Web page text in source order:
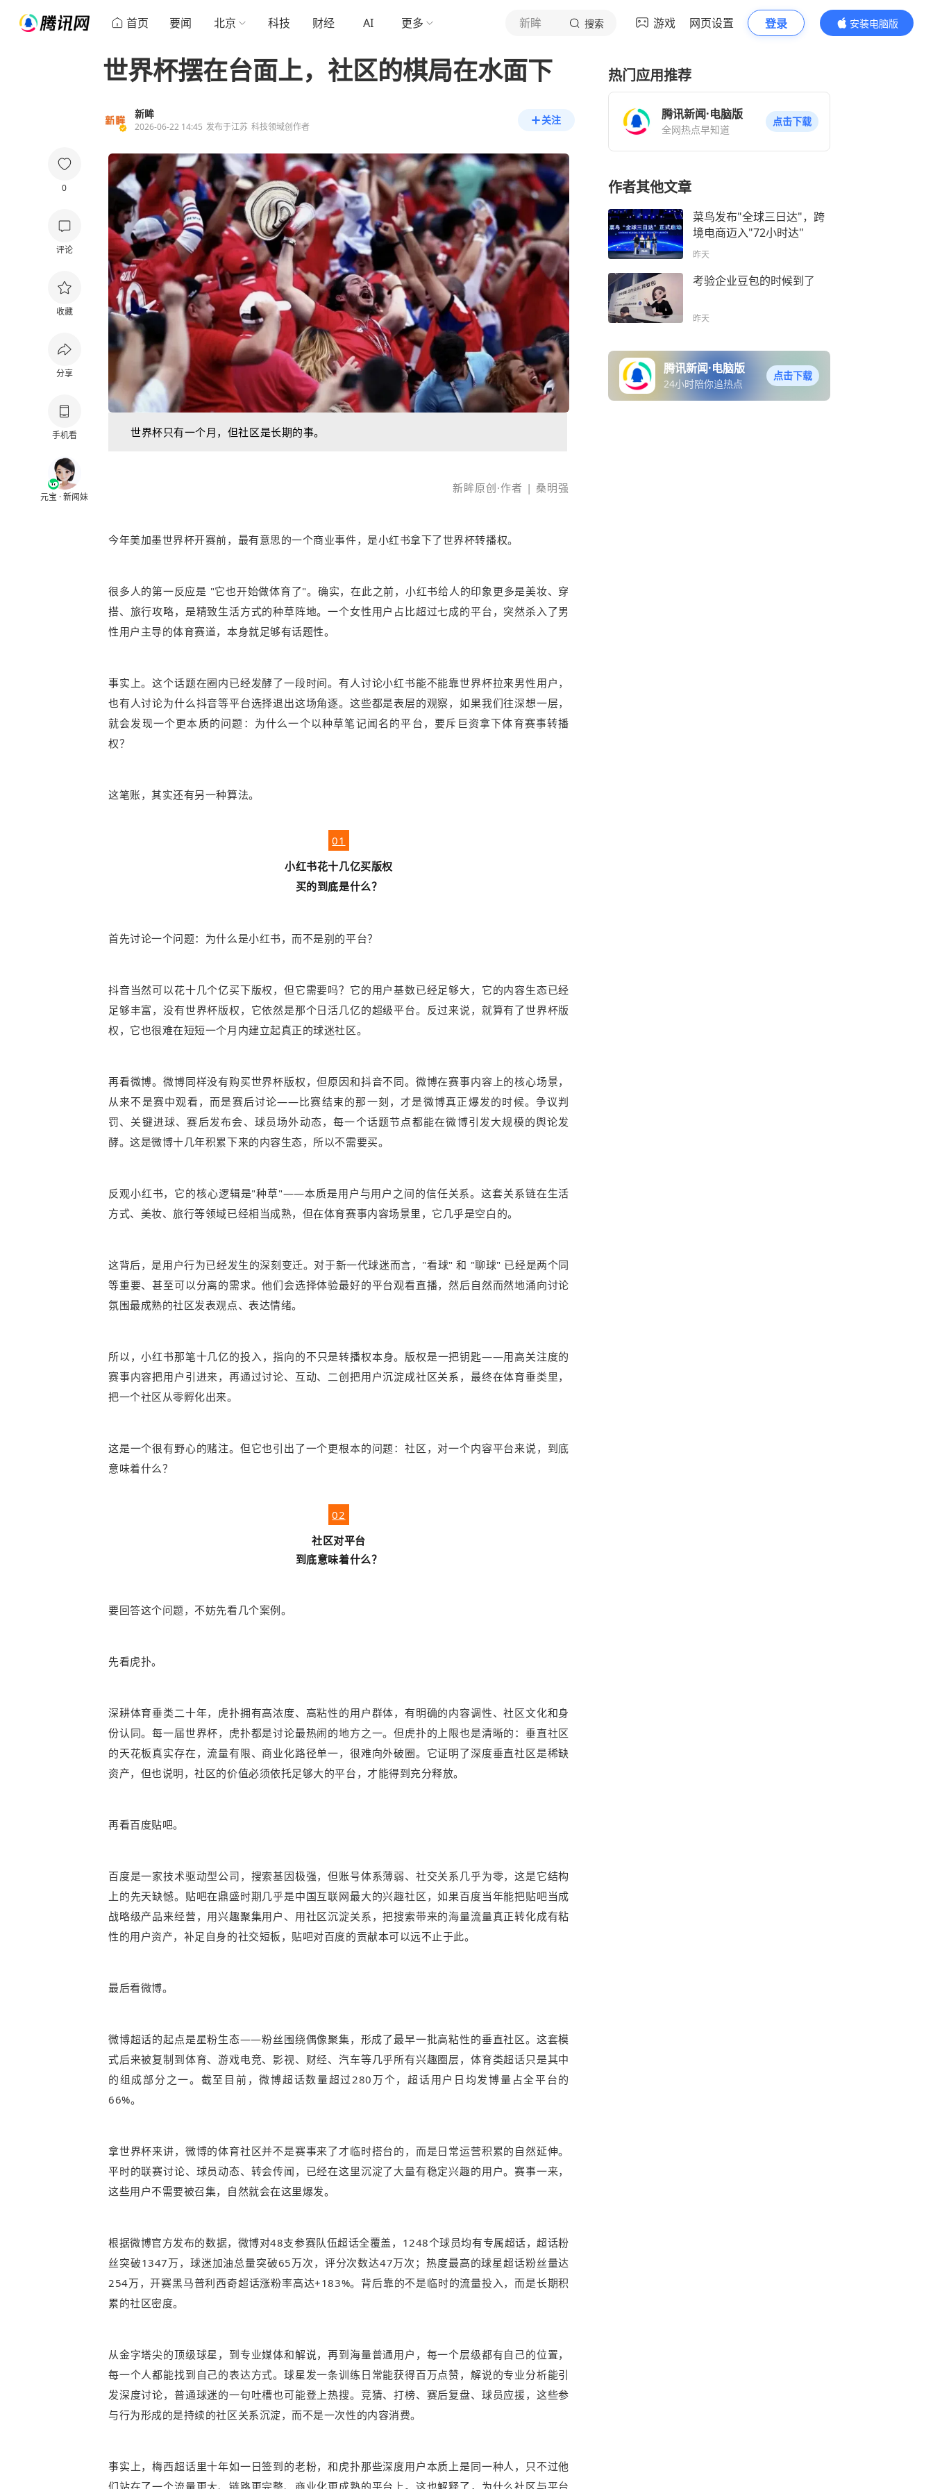
首页 要闻 北京 科技 财经 AI 更多 新眸 搜索 游戏 网页设置 登录
安装电脑版
内容更精彩
0
评论
收藏
分享
手机看
元宝 · 新闻妹
世界杯摆在台面上，社区的棋局在水面下
新眸
2026-06-22 14:45 发布于江苏 科技领域创作者
关注
世界杯只有一个月，但社区是长期的事。
新眸原创·作者 | 桑明强
今年美加墨世界杯开赛前，最有意思的一个商业事件，是小红书拿下了世界杯转播权。
很多人的第一反应是 "它也开始做体育了"。确实，在此之前，小红书给人的印象更多是美妆、穿
搭、旅行攻略，是精致生活方式的种草阵地。一个女性用户占比超过七成的平台，突然杀入了男
性用户主导的体育赛道，本身就足够有话题性。
事实上。这个话题在圈内已经发酵了一段时间。有人讨论小红书能不能靠世界杯拉来男性用户，
也有人讨论为什么抖音等平台选择退出这场角逐。这些都是表层的观察，如果我们往深想一层，
就会发现一个更本质的问题：为什么一个以种草笔记闻名的平台，要斥巨资拿下体育赛事转播
权？
这笔账，其实还有另一种算法。
01
小红书花十几亿买版权
买的到底是什么？
首先讨论一个问题：为什么是小红书，而不是别的平台？
抖音当然可以花十几个亿买下版权，但它需要吗？它的用户基数已经足够大，它的内容生态已经
足够丰富，没有世界杯版权，它依然是那个日活几亿的超级平台。反过来说，就算有了世界杯版
权，它也很难在短短一个月内建立起真正的球迷社区。
再看微博。微博同样没有购买世界杯版权，但原因和抖音不同。微博在赛事内容上的核心场景，
从来不是赛中观看，而是赛后讨论——比赛结束的那一刻，才是微博真正爆发的时候。争议判
罚、关键进球、赛后发布会、球员场外动态，每一个话题节点都能在微博引发大规模的舆论发
酵。这是微博十几年积累下来的内容生态，所以不需要买。
反观小红书，它的核心逻辑是"种草"——本质是用户与用户之间的信任关系。这套关系链在生活
方式、美妆、旅行等领域已经相当成熟，但在体育赛事内容场景里，它几乎是空白的。
这背后，是用户行为已经发生的深刻变迁。对于新一代球迷而言，"看球" 和 "聊球" 已经是两个同
等重要、甚至可以分离的需求。他们会选择体验最好的平台观看直播，然后自然而然地涌向讨论
氛围最成熟的社区发表观点、表达情绪。
所以，小红书那笔十几亿的投入，指向的不只是转播权本身。版权是一把钥匙——用高关注度的
赛事内容把用户引进来，再通过讨论、互动、二创把用户沉淀成社区关系，最终在体育垂类里，
把一个社区从零孵化出来。
这是一个很有野心的赌注。但它也引出了一个更根本的问题：社区，对一个内容平台来说，到底
意味着什么？
02
社区对平台
到底意味着什么？
要回答这个问题，不妨先看几个案例。
先看虎扑。
深耕体育垂类二十年，虎扑拥有高浓度、高粘性的用户群体，有明确的内容调性、社区文化和身
份认同。每一届世界杯，虎扑都是讨论最热闹的地方之一。但虎扑的上限也是清晰的：垂直社区
的天花板真实存在，流量有限、商业化路径单一，很难向外破圈。它证明了深度垂直社区是稀缺
资产，但也说明，社区的价值必须依托足够大的平台，才能得到充分释放。
再看百度贴吧。
百度是一家技术驱动型公司，搜索基因极强，但账号体系薄弱、社交关系几乎为零，这是它结构
上的先天缺憾。贴吧在鼎盛时期几乎是中国互联网最大的兴趣社区，如果百度当年能把贴吧当成
战略级产品来经营，用兴趣聚集用户、用社区沉淀关系，把搜索带来的海量流量真正转化成有粘
性的用户资产，补足自身的社交短板，贴吧对百度的贡献本可以远不止于此。
最后看微博。
微博超话的起点是星粉生态——粉丝围绕偶像聚集，形成了最早一批高粘性的垂直社区。这套模
式后来被复制到体育、游戏电竞、影视、财经、汽车等几乎所有兴趣圈层，体育类超话只是其中
的组成部分之一。截至目前，微博超话数量超过280万个，超话用户日均发博量占全平台的
66%。
拿世界杯来讲，微博的体育社区并不是赛事来了才临时搭台的，而是日常运营积累的自然延伸。
平时的联赛讨论、球员动态、转会传闻，已经在这里沉淀了大量有稳定兴趣的用户。赛事一来，
这些用户不需要被召集，自然就会在这里爆发。
根据微博官方发布的数据，微博对48支参赛队伍超话全覆盖，1248个球员均有专属超话，超话粉
丝突破1347万，球迷加油总量突破65万次，评分次数达47万次；热度最高的球星超话粉丝量达
254万，开赛黑马普利西奇超话涨粉率高达+183%。背后靠的不是临时的流量投入，而是长期积
累的社区密度。
从金字塔尖的顶级球星，到专业媒体和解说，再到海量普通用户，每一个层级都有自己的位置，
每一个人都能找到自己的表达方式。球星发一条训练日常能获得百万点赞，解说的专业分析能引
发深度讨论，普通球迷的一句吐槽也可能登上热搜。竞猜、打榜、赛后复盘、球员应援，这些参
与行为形成的是持续的社区关系沉淀，而不是一次性的内容消费。
事实上，梅西超话里十年如一日签到的老粉，和虎扑那些深度用户本质上是同一种人，只不过他
们站在了一个流量更大、链路更完整、商业化更成熟的平台上。这也解释了，为什么社区与平台
热门应用推荐
腾讯新闻·电脑版
全网热点早知道
点击下载
作者其他文章
菜鸟发布"全球三日达"，跨
境电商迈入"72小时达"
昨天
考验企业豆包的时候到了
昨天
腾讯新闻·电脑版
24小时陪你追热点
点击下载